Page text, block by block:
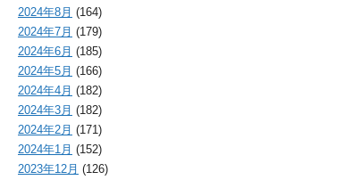
2024年8月 (164)
2024年7月 (179)
2024年6月 (185)
2024年5月 (166)
2024年4月 (182)
2024年3月 (182)
2024年2月 (171)
2024年1月 (152)
2023年12月 (126)